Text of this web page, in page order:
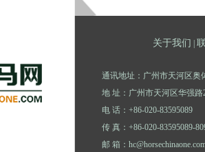
关于我们 |
通讯地址：广州市天河区奥
地 址：广州市天河区华强路
电 话：+86-020-83595089
传 真：+86-020-83595089-
邮 箱：